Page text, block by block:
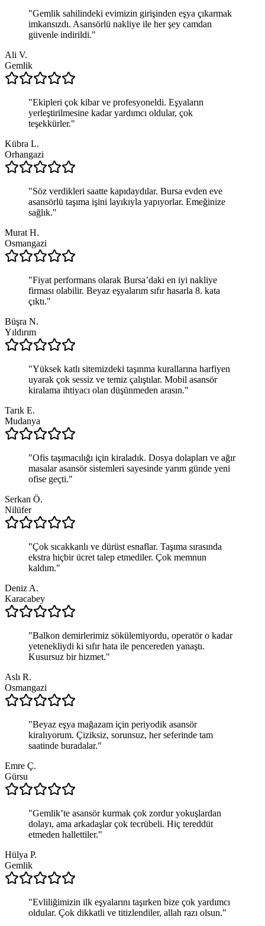
"Gemlik sahilindeki evimizin girişinden eşya çıkarmak
imkansızdı. Asansörlü nakliye ile her şey camdan
güvenle indirildi."
Ali V.
Gemlik
"Ekipleri çok kibar ve profesyoneldi. Eşyaların
yerleştirilmesine kadar yardımcı oldular, çok
teşekkürler."
Kübra L.
Orhangazi
"Söz verdikleri saatte kapıdaydılar. Bursa evden eve
asansörlü taşıma işini layıkıyla yapıyorlar. Emeğinize
sağlık."
Murat H.
Osmangazi
"Fiyat performans olarak Bursa’daki en iyi nakliye
firması olabilir. Beyaz eşyalarım sıfır hasarla 8. kata
çıktı."
Büşra N.
Yıldırım
"Yüksek katlı sitemizdeki taşınma kurallarına harfiyen
uyarak çok sessiz ve temiz çalıştılar. Mobil asansör
kiralama ihtiyacı olan düşünmeden arasın."
Tarık E.
Mudanya
"Ofis taşımacılığı için kiraladık. Dosya dolapları ve ağır
masalar asansör sistemleri sayesinde yarım günde yeni
ofise geçti."
Serkan Ö.
Nilüfer
"Çok sıcakkanlı ve dürüst esnaflar. Taşıma sırasında
ekstra hiçbir ücret talep etmediler. Çok memnun
kaldım."
Deniz A.
Karacabey
"Balkon demirlerimiz sökülemiyordu, operatör o kadar
yetenekliydi ki sıfır hata ile pencereden yanaştı.
Kusursuz bir hizmet."
Aslı R.
Osmangazi
"Beyaz eşya mağazam için periyodik asansör
kiralıyorum. Çiziksiz, sorunsuz, her seferinde tam
saatinde buradalar."
Emre Ç.
Gürsu
"Gemlik’te asansör kurmak çok zordur yokuşlardan
dolayı, ama arkadaşlar çok tecrübeli. Hiç tereddüt
etmeden hallettiler."
Hülya P.
Gemlik
"Evliliğimizin ilk eşyalarını taşırken bize çok yardımcı
oldular. Çok dikkatli ve titizlendiler, allah razı olsun."